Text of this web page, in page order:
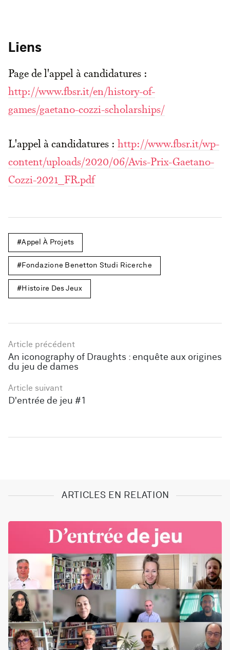
Liens
Page de l'appel à candidatures :
http://www.fbsr.it/en/history-of-
games/gaetano-cozzi-scholarships/
L'appel à candidatures : http://www.fbsr.it/wp-
content/uploads/2020/06/Avis-Prix-Gaetano-
Cozzi-2021_FR.pdf
Appel À Projets
Fondazione Benetton Studi Ricerche
Histoire Des Jeux
Article précédent
An iconography of Draughts : enquête aux origines
du jeu de dames
Article suivant
D'entrée de jeu #1
ARTICLES EN RELATION